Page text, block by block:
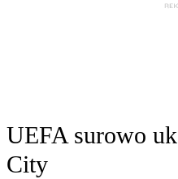
UEFA surowo
City